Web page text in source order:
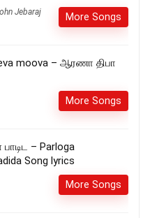
Jebaraj More Songs
moova – ஆரணா திபா
More Songs
– Parloga
Song lyrics
More Songs